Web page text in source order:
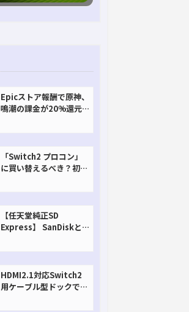
Epicストア報酬で原神、
鳴潮の課金が20%還元
「Switch2 プロコン」
に買い替えるべき？初代
【任天堂純正SD
Express】 SanDiskと
HDMI2.1対応Switch2
用ケーブル型ドックで省